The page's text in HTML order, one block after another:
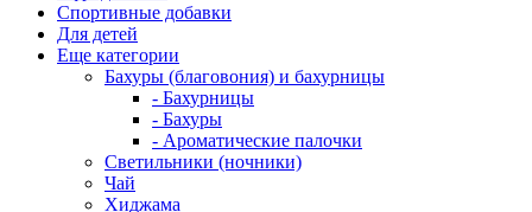
Спортивные добавки
Для детей
Еще категории
Бахуры (благовония) и бахурницы
- Бахурницы
- Бахуры
- Ароматические палочки
Светильники (ночники)
Чай
Хиджама